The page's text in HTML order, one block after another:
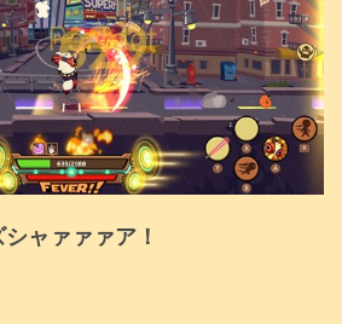
シャァァァア！